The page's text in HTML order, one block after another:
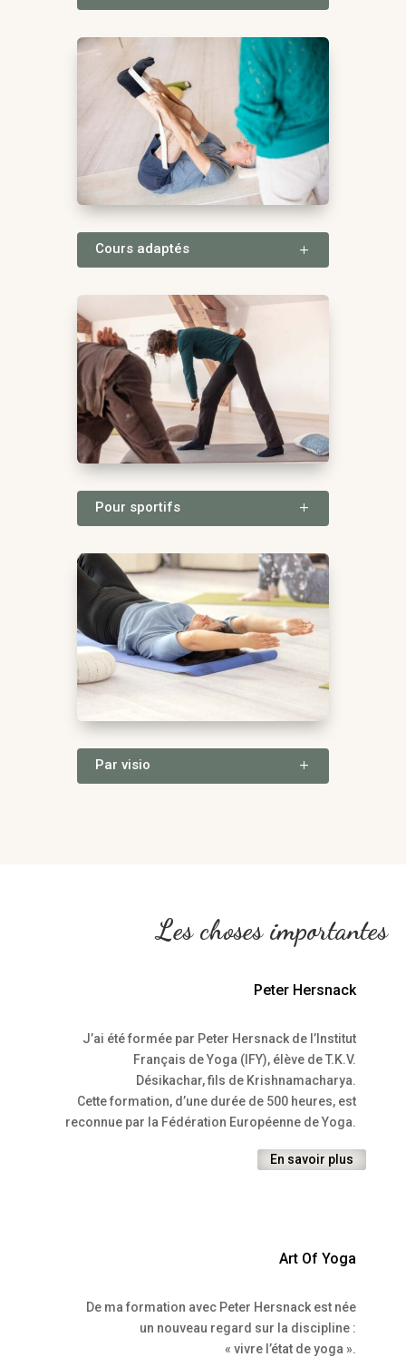
Cours adaptés
Pour sportifs
Par visio
Les choses importantes
Peter Hersnack
J’ai été formée par Peter Hersnack de l’ Institut
Français de Yoga (IFY), élève de T.K.V.
Désikachar,fils de Krishnamacharya.
Cette formation, d’une durée de 500 heures, est
reconnue par la Fédération Européenne de Yoga.
En savoir plus
Art Of Yoga
De ma formation avec Peter Hersnack est née
un nouveau regard sur la discipline :
« vivre l’état de yoga ».